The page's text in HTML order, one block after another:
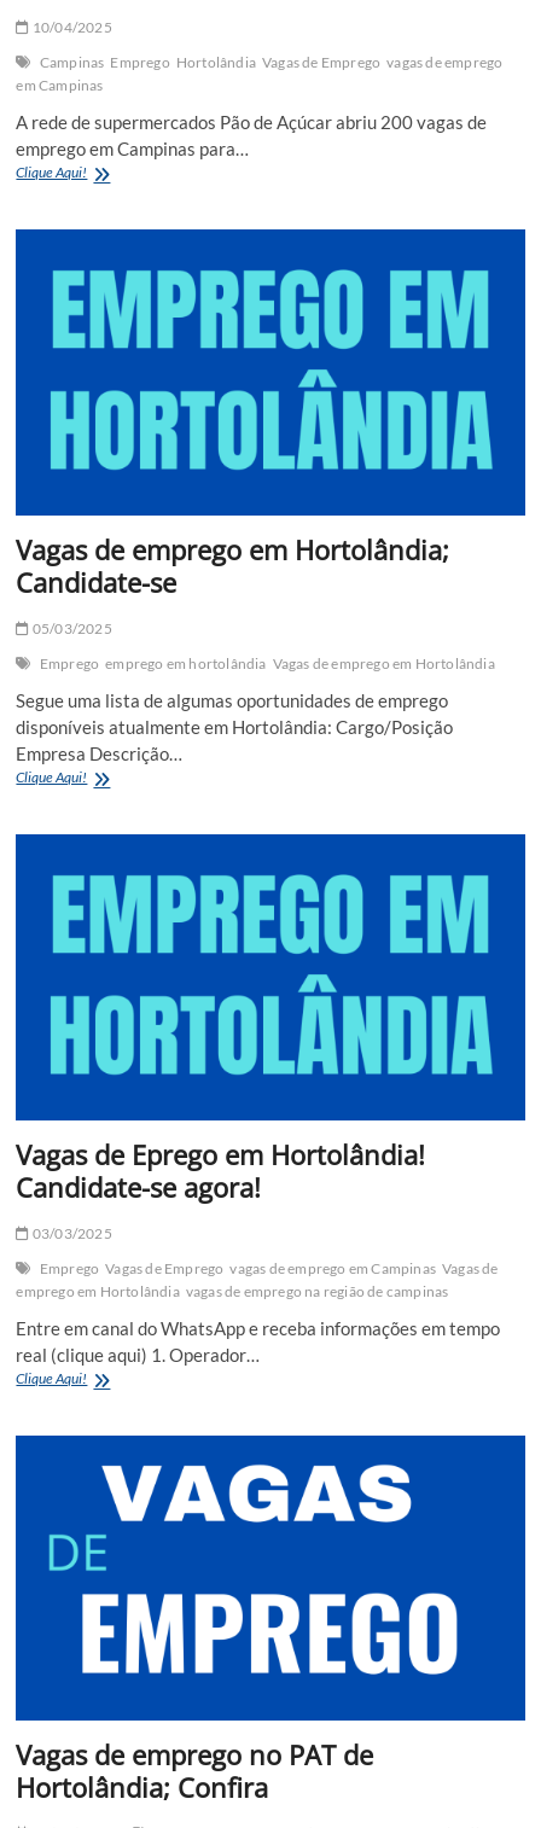
10/04/2025
Campinas Emprego Hortolândia Vagas de Emprego vagas de emprego
em Campinas
A rede de supermercados Pão de Açúcar abriu 200 vagas de
emprego em Campinas para…
Clique Aqui! Supermercado
emprego
em
Campinas
Vagas de emprego em Hortolândia;
Candidate-se
05/03/2025
Emprego emprego em hortolândia Vagas de emprego em Hortolândia
Segue uma lista de algumas oportunidades de emprego
disponíveis atualmente em Hortolândia: Cargo/Posição
Empresa Descrição…
Clique Aqui! Vagas
Candidate-
Vagas de Eprego em Hortolândia!
Candidate-se agora!
03/03/2025
Emprego Vagas de Emprego vagas de emprego em Campinas Vagas de
emprego em Hortolândia vagas de emprego na região de campinas
Entre em canal do WhatsApp e receba informações em tempo
real (clique aqui) 1. Operador…
Clique Aqui! Vagas
em
Hortolândia!
Candidate-
Vagas de emprego no PAT de
Hortolândia; Confira